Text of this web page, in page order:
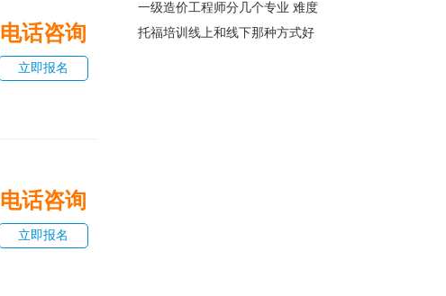
电话咨询
立即报名
电话咨询
立即报名
一级造价工程师分几个专业 难度
托福培训线上和线下那种方式好